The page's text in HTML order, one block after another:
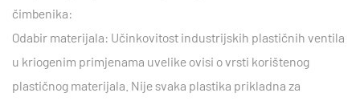
čimbenika:
Odabir materijala: Učinkovitost industrijskih plastičnih ventila
u kriogenim primjenama uvelike ovisi o vrsti korištenog
plastičnog materijala. Nije svaka plastika prikladna za